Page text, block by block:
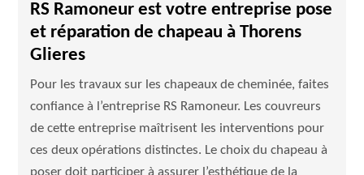
RS Ramoneur est votre entreprise pose
et réparation de chapeau à Thorens
Glieres
Pour les travaux sur les chapeaux de cheminée, faites
confiance à l’entreprise RS Ramoneur. Les couvreurs
de cette entreprise maîtrisent les interventions pour
ces deux opérations distinctes. Le choix du chapeau à
poser doit participer à assurer l’esthétique de la